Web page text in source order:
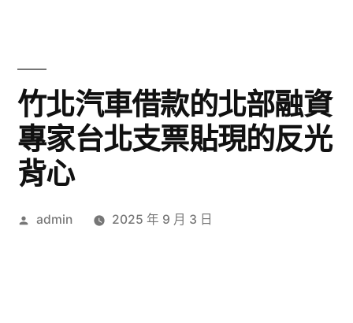
竹北汽車借款的北部融資
專家台北支票貼現的反光
背心
作
admin 2025 年 9 月 3 日